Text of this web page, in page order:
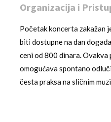
Organizacija i
Početak koncerta zakažan
biti dostupne na dan
ceni od 800 dinara.
omogućava spontano
česta praksa na sličnim